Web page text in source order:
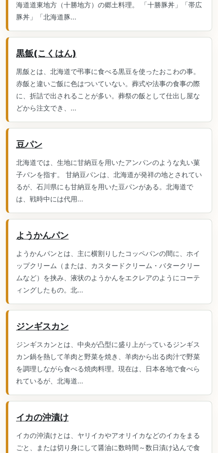
海道道東地方（十勝地方）の郷土料理。 「十勝豚丼」「帯広
豚丼」「北海道豚...
黒飯(こくはん)
黒飯とは、北海道で弔事に食べる黒豆を使ったおこわの事。
赤飯と違いご飯に色はついていない。葬式や法事の食事の際
に、折詰で出されることが多い。葬祭の飯として仕出し屋な
どから注文でき、...
豆パン
北海道では、生地に甘納豆を用いたアンパンのような丸い菓
子パンを指す。 甘納豆パンは、北海道が発祥の地とされてい
るが、石川県にも甘納豆を用いた豆パンがある。北海道で
は、戦時中には代用...
ようかんパン
ようかんパンとは、主に横割りしたコッペパンの間に、ホイ
ップクリーム（または、カスタードクリーム・バタークリー
ムなど）を挟み、液状のようかんをエクレアのようにコーテ
ィングしたもの。北...
ジンギスカン
ジンギスカンとは、中央が凸型に盛り上がっているジンギス
カン鍋を熱して羊肉と野菜を焼き、羊肉から出る肉汁で野菜
を調理しながら食べる焼肉料理。現在は、日本各地で食べら
れているが、北海道...
イカの沖漬け
イカの沖漬けとは、ヤリイカやアオリイカなどのイカをまる
ごと、または切り身にして醤油に数時間～数日漬け込んで食